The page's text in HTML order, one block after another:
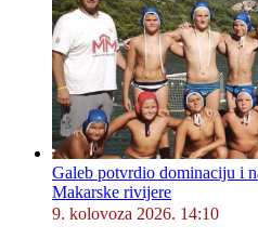
Galeb potvrdio dominaciju i
Makarske rivijere
9. kolovoza 2026. 14:10